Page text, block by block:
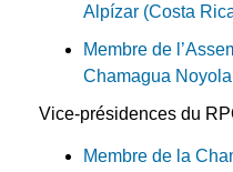
Alpízar (Costa
Membre de
Chamagua
Vice-présidences du
Membre de la